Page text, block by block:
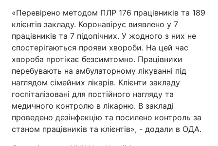
«Перевірено методом ПЛР 176 працівників та 189
клієнтів закладу. Коронавірус виявлено у 7
працівників та 7 підопічних. У жодного з них не
спостерігаються прояви хвороби. На цей час
хвороба протікає безсимтомно. Працівники
перебувають на амбулаторному лікуванні під
наглядом сімейних лікарів. Клієнти закладу
госпіталізовані для постійного нагляду та
медичного контролю в лікарню. В закладі
проведено дезінфекцію та посилено контроль за
станом працівників та клієнтів», - додали в ОДА.